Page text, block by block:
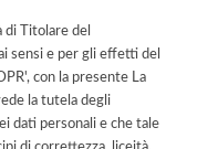
di Titolare del
sensi e per gli effetti del
con la presente La
la tutela degli
dati personali e che tale
di correttezza, liceità,